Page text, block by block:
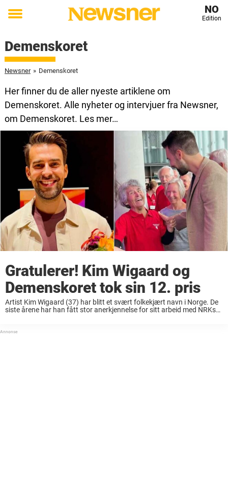
Toggle
NO
Edition
Demenskoret
Newsner » Demenskoret
Her finner du de aller nyeste artiklene om
Demenskoret. Alle nyheter og intervjuer fra Newsner,
om Demenskoret. Les mer…
Gratulerer! Kim Wigaard og
Demenskoret tok sin 12. pris
Artist Kim Wigaard (37) har blitt et svært folkekjært navn i Norge. De
siste årene har han fått stor anerkjennelse for sitt arbeid med NRKs